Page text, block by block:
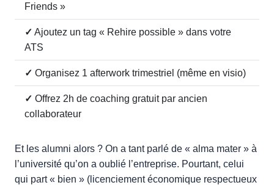
Friends »
✓ Ajoutez un tag « Rehire possible » dans votre
ATS
✓ Organisez 1 afterwork trimestriel (même en visio)
✓ Offrez 2h de coaching gratuit par ancien
collaborateur
Et les alumni alors ? On a tant parlé de « alma mater » à
l’université qu’on a oublié l’entreprise. Pourtant, celui
qui part « bien » (licenciement économique respectueux